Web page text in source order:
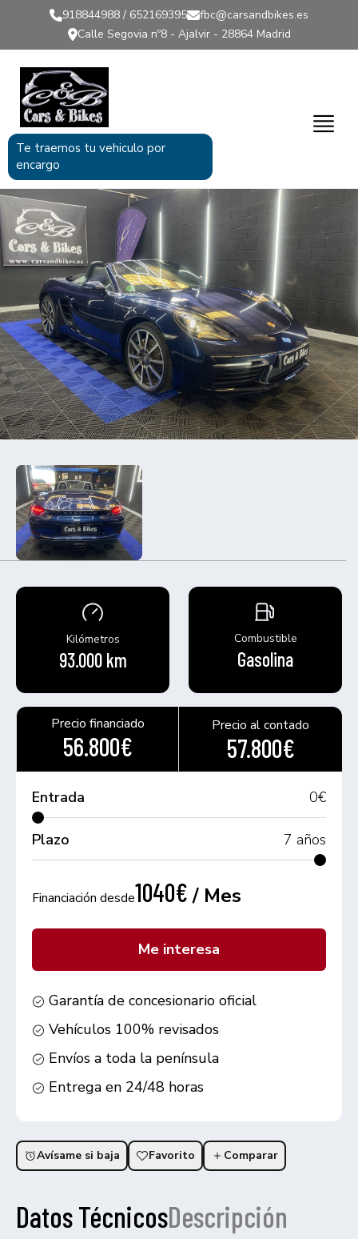
918844988 / 652169395
fbc@carsandbikes.es
Calle Segovia nº8 - Ajalvir - 28864 Madrid
Te traemos tu vehiculo por
encargo
Porsche 718
Boxster PDK
Kilómetros
93.000 km
Combustible
Gasolina
Precio financiado
56.800€
Precio al contado
57.800€
Entrada 0€
Plazo 7 años
Financiación desde1040€ / Mes
Me interesa
Garantía de concesionario oficial
Vehículos 100% revisados
Envíos a toda la península
Entrega en 24/48 horas
Avísame si baja Favorito Comparar
Datos TécnicosDescripción